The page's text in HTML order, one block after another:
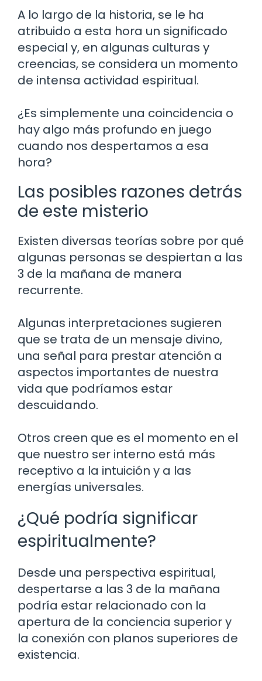
A lo largo de la historia, se le ha
atribuido a esta hora un significado
especial y, en algunas culturas y
creencias, se considera un momento
de intensa actividad espiritual.
¿Es simplemente una coincidencia o
hay algo más profundo en juego
cuando nos despertamos a esa
hora?
Las posibles razones detrás
de este misterio
Existen diversas teorías sobre por qué
algunas personas se despiertan a las
3 de la mañana de manera
recurrente.
Algunas interpretaciones sugieren
que se trata de un mensaje divino,
una señal para prestar atención a
aspectos importantes de nuestra
vida que podríamos estar
descuidando.
Otros creen que es el momento en el
que nuestro ser interno está más
receptivo a la intuición y a las
energías universales.
¿Qué podría significar
espiritualmente?
Desde una perspectiva espiritual,
despertarse a las 3 de la mañana
podría estar relacionado con la
apertura de la conciencia superior y
la conexión con planos superiores de
existencia.